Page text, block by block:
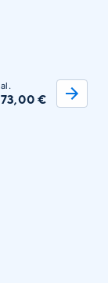
al.
73,00 €